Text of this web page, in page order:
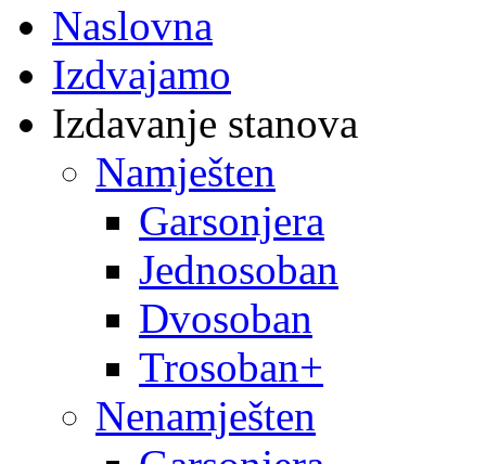
Naslovna
Izdvajamo
Izdavanje stanova
Namješten
Garsonjera
Jednosoban
Dvosoban
Trosoban+
Nenamješten